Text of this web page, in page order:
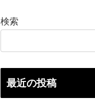
検索
最近の投稿